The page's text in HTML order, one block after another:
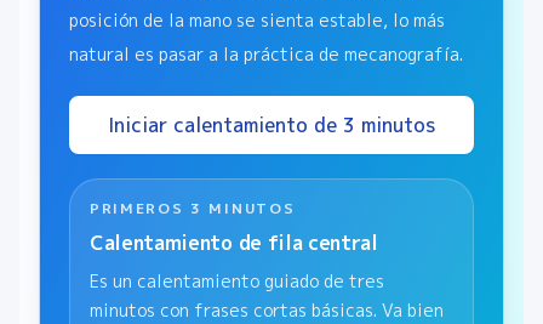
posición de la mano se sienta estable, lo más
natural es pasar a la práctica de mecanografía.
Iniciar calentamiento de 3 minutos
PRIMEROS 3 MINUTOS
Calentamiento de fila central
Es un calentamiento guiado de tres
minutos con frases cortas básicas. Va bien